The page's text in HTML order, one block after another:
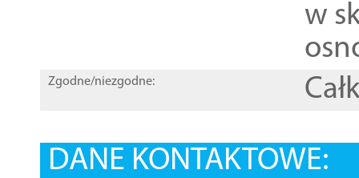
w
Zgodne/niezgodne:
DANE KONTAKTOWE: